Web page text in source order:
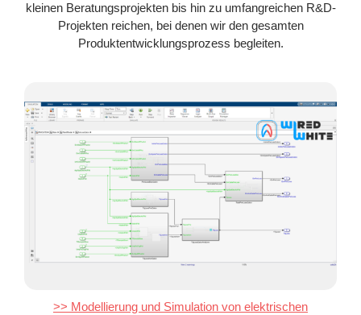
kleinen Beratungsprojekten bis hin zu umfangreichen R&D-
Projekten reichen, bei denen wir den gesamten
Produktentwicklungsprozess begleiten.
>> Modellierung und Simulation von elektrischen